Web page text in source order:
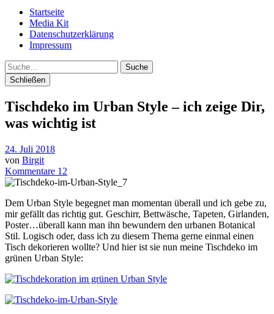
Startseite
Media Kit
Datenschutzerklärung
Impressum
Suche
Schließen
Tischdeko im Urban Style – ich zeige Dir,
was wichtig ist
24. Juli 2018
von Birgit
Kommentare 12
Dem Urban Style begegnet man momentan überall und ich gebe zu,
mir gefällt das richtig gut. Geschirr, Bettwäsche, Tapeten, Girlanden,
Poster…überall kann man ihn bewundern den urbanen Botanical
Stil. Logisch oder, dass ich zu diesem Thema gerne einmal einen
Tisch dekorieren wollte? Und hier ist sie nun meine Tischdeko im
grünen Urban Style: